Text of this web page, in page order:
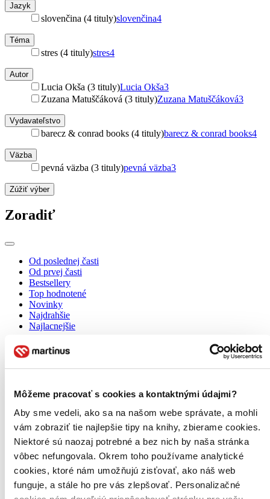
Môžeme pracovať s cookies a kontaktnými údajmi?
Aby sme vedeli, ako sa na našom webe správate, a mohli
vám zobraziť tie najlepšie tipy na knihy, zbierame cookies.
Niektoré sú naozaj potrebné a bez nich by naša stránka
vôbec nefungovala. Okrem toho používame analytické
cookies, ktoré nám umožňujú zisťovať, ako náš web
funguje, a stále ho pre vás zlepšovať. Personalizačné
Jazyk
slovenčina (4 tituly)slovenčina4
Téma
stres (4 tituly)stres4
Autor
Lucia Okša (3 tituly)Lucia Okša3
Zuzana Matuščáková (3 tituly)Zuzana Matuščáková3
Vydavateľstvo
barecz & conrad books (4 tituly)barecz & conrad books4
Väzba
pevná väzba (3 tituly)pevná väzba3
Zúžiť výber
Zoradiť
Od poslednej časti
Od prvej časti
Bestsellery
Top hodnotené
Novinky
Najdrahšie
Najlacnejšie